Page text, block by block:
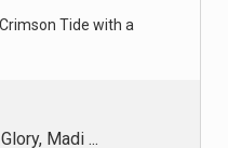
Tide with a
Madi ...